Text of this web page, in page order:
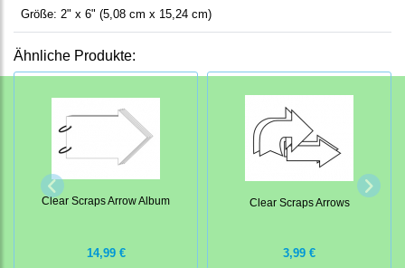
Größe: 2" x 6" (5,08 cm x 15,24 cm)
Ähnliche Produkte:
Clear Scraps Arrow Album
14,99 €
Clear Scraps Arrows
3,99 €